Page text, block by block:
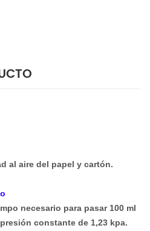
al aire del papel y cartón.
necesario para pasar 100 ml
constante de 1,23 kpa.